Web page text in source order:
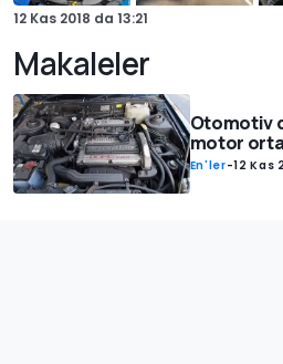
12 Kas 2018 da 13:21
Makaleler
Otomotiv
motor
En'ler-12 Kas